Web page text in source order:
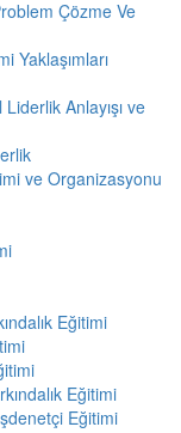
Çözme Ve
Yaklaşımları
Anlayışı ve
ve Organizasyonu
Eğitimi
Eğitimi
Eğitimi